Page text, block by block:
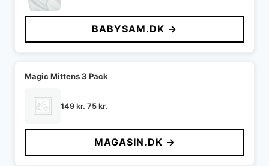
BABYSAM.DK →
Magic Mittens 3 Pack
149kr.Den
pris
var:
149 kr..
75kr.
pris
er:
75 kr..
MAGASIN.DK →